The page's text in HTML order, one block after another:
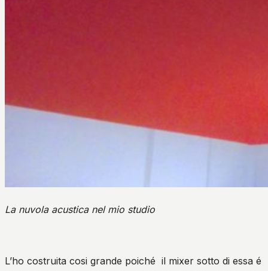
La nuvola acustica nel mio studio
L’ho costruita cosi grande poiché il mixer sotto di essa é